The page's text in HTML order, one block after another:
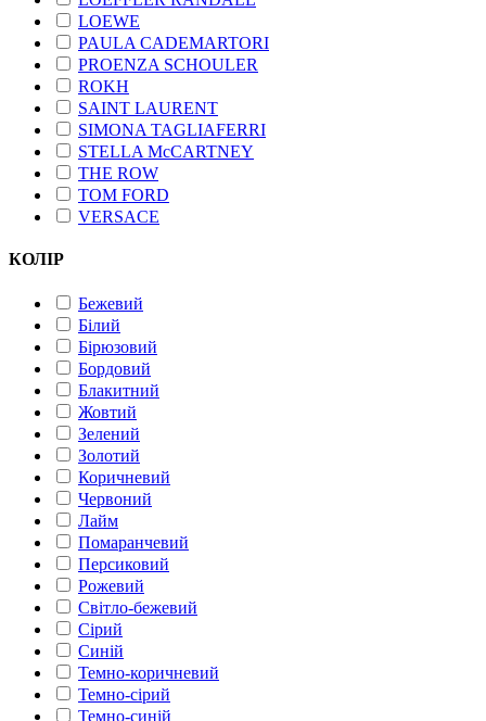
LOEWE
PAULA CADEMARTORI
PROENZA SCHOULER
ROKH
SAINT LAURENT
SIMONA TAGLIAFERRI
STELLA McCARTNEY
THE ROW
TOM FORD
VERSACE
КОЛІР
Бежевий
Білий
Бірюзовий
Бордовий
Блакитний
Жовтий
Зелений
Золотий
Коричневий
Червоний
Лайм
Помаранчевий
Персиковий
Рожевий
Світло-бежевий
Сірий
Синій
Темно-коричневий
Темно-сірий
Темно-синій